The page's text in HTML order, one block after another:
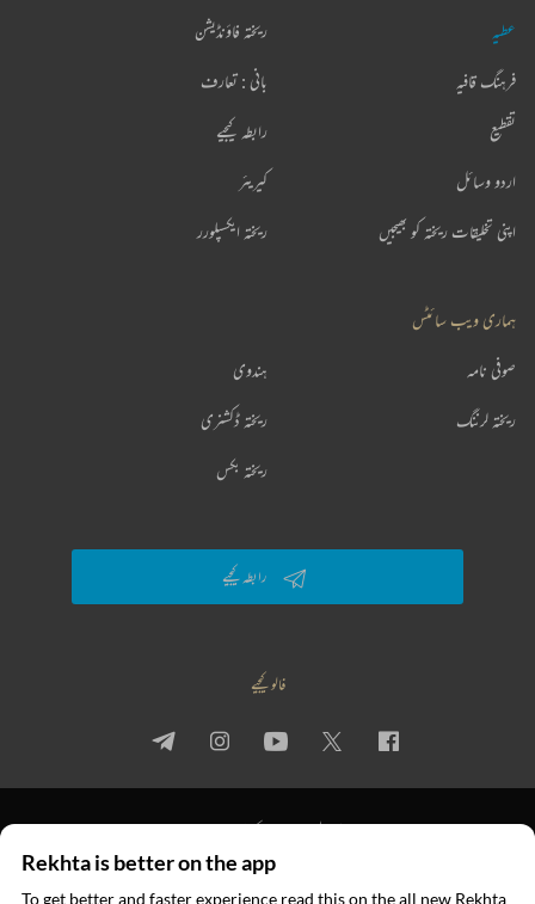
عطیہ
فرہنگ قافیہ
تقطیع
اردو وسائل
اپنی تخلیقات ریختہ کو بھیجیں
ریختہ فاؤنڈیشن
بانی : تعارف
رابطہ کیجیے
کیریئر
ریختہ ایکسپلورر
ہماری ویب سائٹس
ہندوی صوفی نامہ
ریختہ ڈکشنری ریختہ لرننگ
ریختہ بکس
رابطہ کیجیے
فالو کیجیے
© 2026 Rekhta™ Foundation. All rights reserved.
Rekhta is better on the app
To get better and faster experience read this on the all new Rekhta